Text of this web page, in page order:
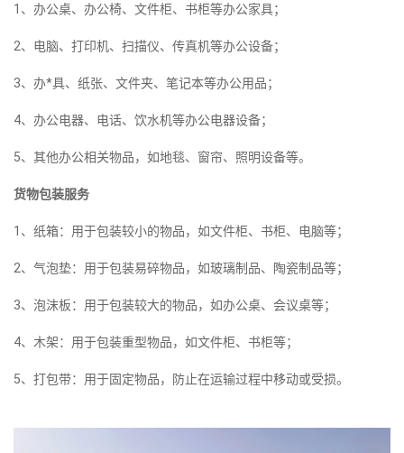
1、办公桌、办公椅、文件柜、书柜等办公家具；
2、电脑、打印机、扫描仪、传真机等办公设备；
3、办*具、纸张、文件夹、笔记本等办公用品；
4、办公电器、电话、饮水机等办公电器设备；
5、其他办公相关物品，如地毯、窗帘、照明设备等。
货物包装服务
1、纸箱：用于包装较小的物品，如文件柜、书柜、电脑等；
2、气泡垫：用于包装易碎物品，如玻璃制品、陶瓷制品等；
3、泡沫板：用于包装较大的物品，如办公桌、会议桌等；
4、木架：用于包装重型物品，如文件柜、书柜等；
5、打包带：用于固定物品，防止在运输过程中移动或受损。